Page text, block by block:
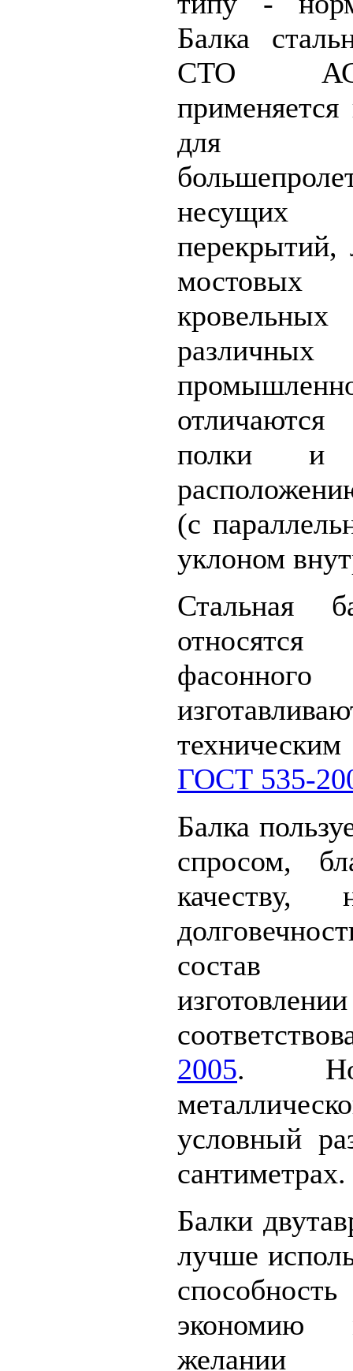
Балка
СТО
применяется
для
несущих
перекрытий,
мостовых
полки и
(с
уклоном
Стальная
ГОСТ 535-
Балка
спросом,
качеству,
состав
2005.
условный
сантиметрах.
Балки
лучше
экономию